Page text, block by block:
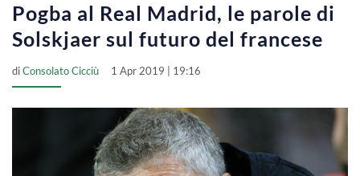
Pogba al Real Madrid, le parole di
Solskjaer sul futuro del francese
diConsolato Cicciù 1 Apr 2019 | 19:16